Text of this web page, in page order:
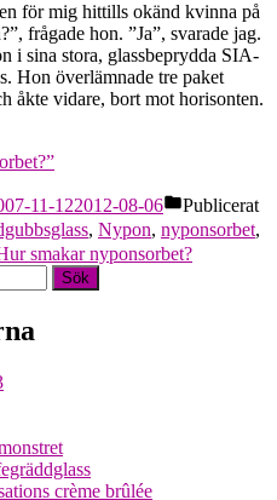
för mig hittills okänd kvinna på
frågade hon. ”Ja”, svarade jag.
i sina stora, glassbeprydda SIA-
Hon överlämnade tre paket
åkte vidare, bort mot horisonten.
11-122012-08-06
Publicerat
, Nypon, nyponsorbet,
smakar nyponsorbet?
crème brûlée